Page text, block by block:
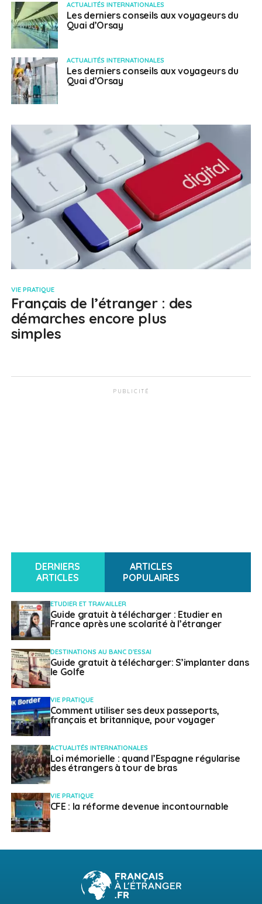
ACTUALITÉS INTERNATIONALES
Les derniers conseils aux voyageurs du
Quai d’Orsay
ACTUALITÉS INTERNATIONALES
Les derniers conseils aux voyageurs du
Quai d’Orsay
VIE PRATIQUE
Français de l’étranger : des
démarches encore plus
simples
PUBLICITÉ
DERNIERS
ARTICLES
ARTICLES
POPULAIRES
ETUDIER ET TRAVAILLER
Guide gratuit à télécharger : Etudier en
France après une scolarité à l’étranger
DESTINATIONS AU BANC D'ESSAI
Guide gratuit à télécharger: S’implanter dans
le Golfe
VIE PRATIQUE
Comment utiliser ses deux passeports,
français et britannique, pour voyager
ACTUALITÉS INTERNATIONALES
Loi mémorielle : quand l’Espagne régularise
des étrangers à tour de bras
VIE PRATIQUE
CFE : la réforme devenue incontournable